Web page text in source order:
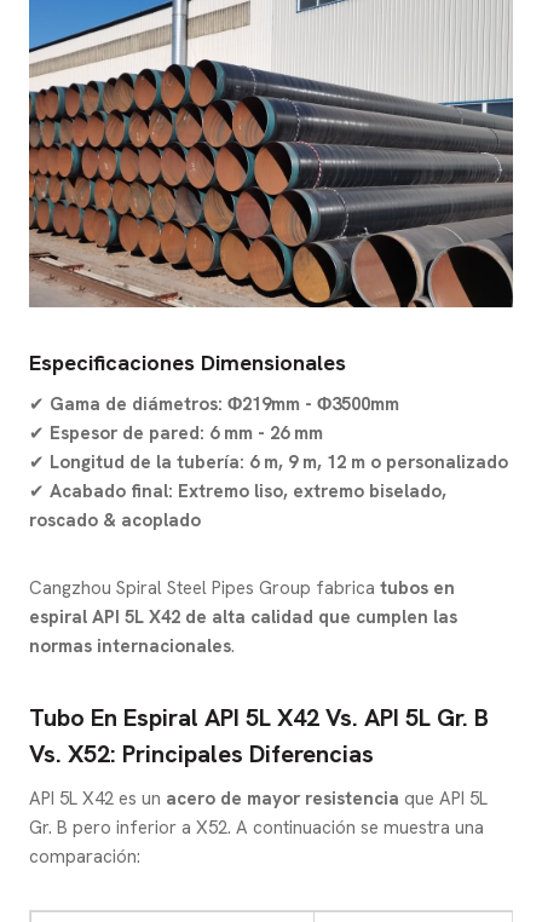
Especificaciones Dimensionales
✔ Gama de diámetros: Φ219mm - Φ3500mm
✔ Espesor de pared: 6 mm - 26 mm
✔ Longitud de la tubería: 6 m, 9 m, 12 m o personalizado
✔ Acabado final: Extremo liso, extremo biselado,
roscado & acoplado
Cangzhou Spiral Steel Pipes Group fabrica tubos en
espiral API 5L X42 de alta calidad que cumplen las
normas internacionales.
Tubo En Espiral API 5L X42 Vs. API 5L Gr. B
Vs. X52: Principales Diferencias
API 5L X42 es un acero de mayor resistencia que API 5L
Gr. B pero inferior a X52. A continuación se muestra una
comparación: